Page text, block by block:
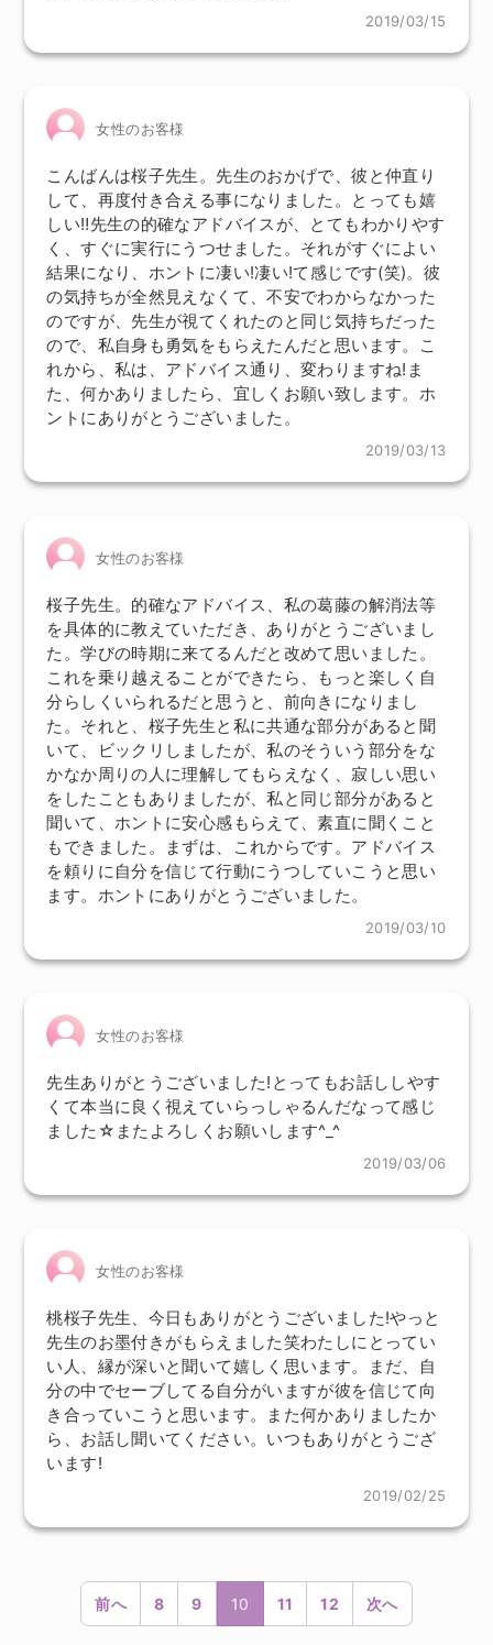
2019/03/15
女性のお客様
こんばんは桜子先生。先生のおかげで、彼と仲直り
して、再度付き合える事になりました。とっても嬉
しい‼️先生の的確なアドバイスが、とてもわかりやす
く、すぐに実行にうつせました。それがすぐによい
結果になり、ホントに凄い!凄い!て感じです(笑)。彼
の気持ちが全然見えなくて、不安でわからなかった
のですが、先生が視てくれたのと同じ気持ちだった
ので、私自身も勇気をもらえたんだと思います。こ
れから、私は、アドバイス通り、変わりますね!ま
た、何かありましたら、宜しくお願い致します。ホ
ントにありがとうございました。
2019/03/13
女性のお客様
桜子先生。的確なアドバイス、私の葛藤の解消法等
を具体的に教えていただき、ありがとうございまし
た。学びの時期に来てるんだと改めて思いました。
これを乗り越えることができたら、もっと楽しく自
分らしくいられるだと思うと、前向きになりまし
た。それと、桜子先生と私に共通な部分があると聞
いて、ビックリしましたが、私のそういう部分をな
かなか周りの人に理解してもらえなく、寂しい思い
をしたこともありましたが、私と同じ部分があると
聞いて、ホントに安心感もらえて、素直に聞くこと
もできました。まずは、これからです。アドバイス
を頼りに自分を信じて行動にうつしていこうと思い
ます。ホントにありがとうございました。
2019/03/10
女性のお客様
先生ありがとうございました!とってもお話ししやす
くて本当に良く視えていらっしゃるんだなって感じ
ました☆またよろしくお願いします^_^
2019/03/06
女性のお客様
桃桜子先生、今日もありがとうございました!やっと
先生のお墨付きがもらえました笑わたしにとってい
い人、縁が深いと聞いて嬉しく思います。まだ、自
分の中でセーブしてる自分がいますが彼を信じて向
き合っていこうと思います。また何かありましたか
ら、お話し聞いてください。いつもありがとうござ
います!
2019/02/25
前へ 8 9 10 11 12 次へ